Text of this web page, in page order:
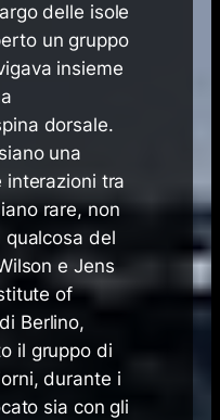
delle isole
un gruppo
insieme
dorsale.
una
interazioni tra
rare, non
qualcosa del
e Jens
of
Berlino,
il gruppo di
durante i
sia con gli